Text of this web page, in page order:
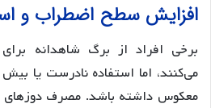
افزایش سطح اضطراب و
برخی افراد از برگ شاهدانه
می‌کنند، اما استفاده نادرست یا
معکوس داشته باشد. مصرف دوزهای